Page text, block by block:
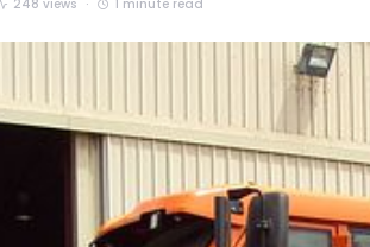
248 views 1 minute read